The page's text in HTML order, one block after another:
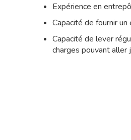
Expérience en
Capacité de fournir
Capacité de lever
charges pouvant aller